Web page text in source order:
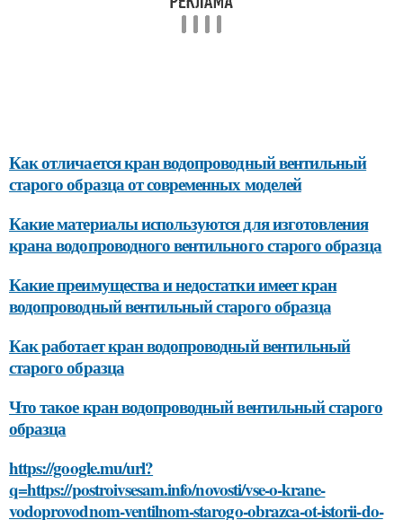
Как отличается кран водопроводный вентильный
старого образца от современных моделей
Какие материалы используются для изготовления
крана водопроводного вентильного старого образца
Какие преимущества и недостатки имеет кран
водопроводный вентильный старого образца
Как работает кран водопроводный вентильный
старого образца
Что такое кран водопроводный вентильный старого
образца
https://google.mu/url?
q=https://postroivsesam.info/novosti/vse-o-krane-
vodoprovodnom-ventilnom-starogo-obrazca-ot-istorii-do-